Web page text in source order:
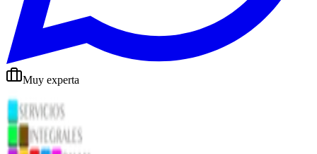
Muy experta